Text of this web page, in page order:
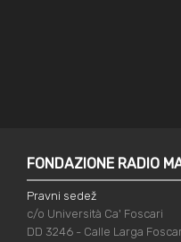
FONDAZIONE RADIO
Pravni sedež
c/o Università Ca' Foscari
DD 3246 - Calle Larga